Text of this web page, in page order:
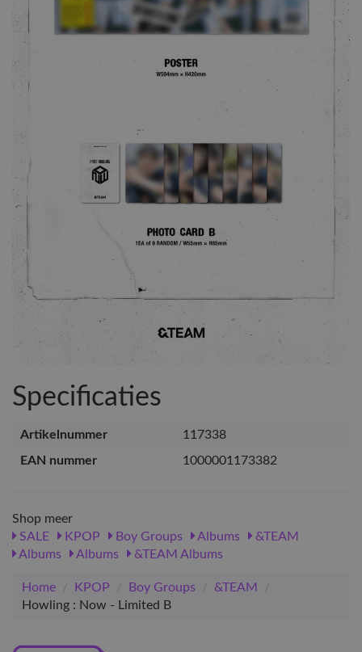
Specificaties
Artikelnummer
117338
EAN nummer
1000001173382
Shop meer
SALE
KPOP Boy Groups Albums
&TEAM
Albums
Albums &TEAM Albums
Home / KPOP / Boy Groups / &TEAM
/
Howling : Now - Limited B